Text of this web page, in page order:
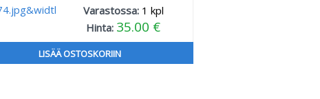
Varastossa: 1 kpl
Hinta: 35.00 €
LISÄÄ OSTOSKORIIN